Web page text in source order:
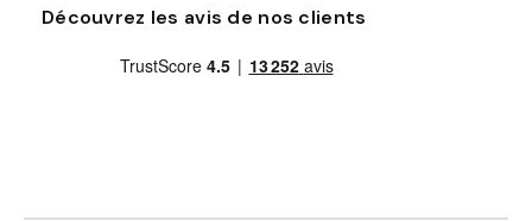
Découvrez les avis de nos clients